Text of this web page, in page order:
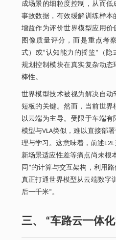
成场景的细粒度控制，从而
事故数据，有效缓解训练样本
增益作为评价世界模型应用
图像质量评分，而是重点考
式）或“认知能力的摇篮”（
规划控制模块在真实复杂动
棒性。
世界模型技术被视为解决自动
短板的关键。然而，当前世界
以云端为主导。受限于车端
模型与VLA类似，难以直接部
理与学习。这意味着，前述
新场景适应性差等痛点尚未根
同”的计算与交互架构，利用
真正打通世界模型从云端数字
后一千米”。
三、 “车路云一体